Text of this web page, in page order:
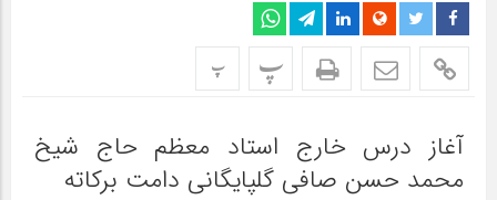
پ پ
آغاز درس خارج استاد معظم حاج شیخ
محمد حسن صافی گلپایگانی دامت برکاته